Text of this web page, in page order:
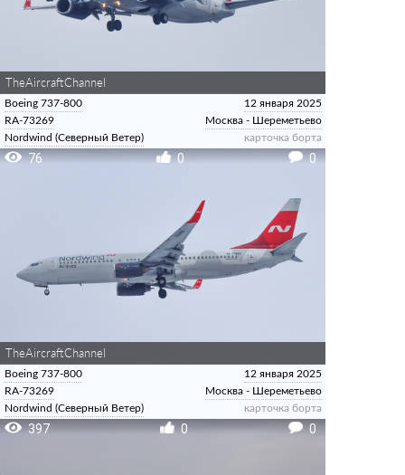
TheAircraftChannel
Boeing 737-800
RA-73269
Nordwind (Северный Ветер)
12 января 2025
Москва - Шереметьево
карточка борта
76 0 0
TheAircraftChannel
Boeing 737-800
RA-73269
Nordwind (Северный Ветер)
12 января 2025
Москва - Шереметьево
карточка борта
397 0 0